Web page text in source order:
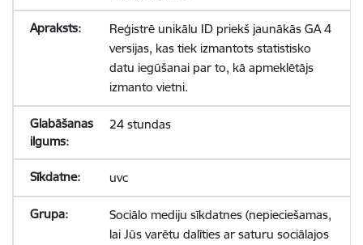
Reģistrē unikālu ID priekš jaunākās GA 4
versijas, kas tiek izmantots statistisko
datu iegūšanai par to, kā apmeklētājs
izmanto vietni.
24 stundas
uvc
Sociālo mediju sīkdatnes (nepieciešamas,
lai Jūs varētu dalīties ar saturu sociālajos